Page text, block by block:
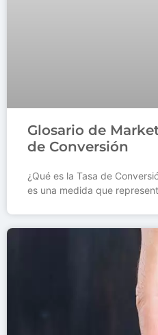
Glosario de
de Conversión
¿Qué es la Tasa de
es una medida que